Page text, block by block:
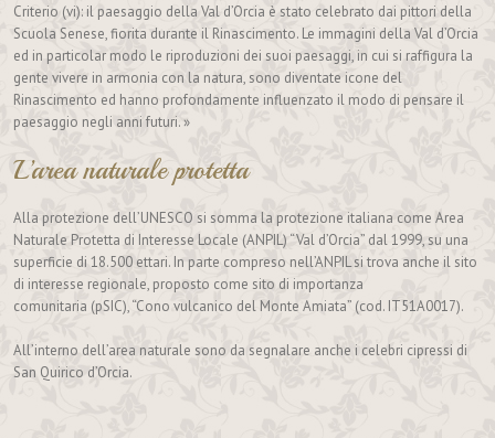
Criterio (vi): il paesaggio della Val d’Orcia è stato celebrato dai pittori della
Scuola Senese, fiorita durante il Rinascimento. Le immagini della Val d’Orcia
ed in particolar modo le riproduzioni dei suoi paesaggi, in cui si raffigura la
gente vivere in armonia con la natura, sono diventate icone del
Rinascimento ed hanno profondamente influenzato il modo di pensare il
paesaggio negli anni futuri. »
L’area naturale protetta
Alla protezione dell’UNESCO si somma la protezione italiana come Area
Naturale Protetta di Interesse Locale (ANPIL) “Val d’Orcia” dal 1999, su una
superficie di 18.500 ettari. In parte compreso nell’ANPIL si trova anche il sito
di interesse regionale, proposto come sito di importanza
comunitaria (pSIC), “Cono vulcanico del Monte Amiata” (cod. IT51A0017).
All’interno dell’area naturale sono da segnalare anche i celebri cipressi di
San Quirico d’Orcia.